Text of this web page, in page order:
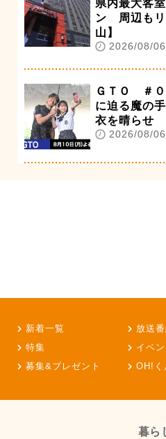
県内最大客
ン 周辺もリ
山】
2026/08/06
ＧＴＯ ＃
に迫る魔の
衣を晴らせ
2026/08/06
新着一覧 放送番
特集
イベン
募集&プレゼント
OH!く
暮ら